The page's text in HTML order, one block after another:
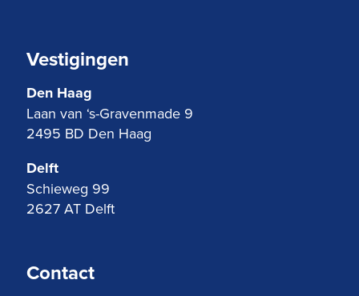
Vestigingen
Den Haag
Laan van ‘s-Gravenmade 9
2495 BD Den Haag
Delft
Schieweg 99
2627 AT Delft
Contact